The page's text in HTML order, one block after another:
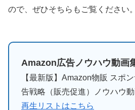
ので、ぜひそちらもご覧ください。
Amazon広告ノウハウ動画
【最新版】Amazon物販 スポ
告戦略（販売促進）ノウハウ
再生リストはこちら